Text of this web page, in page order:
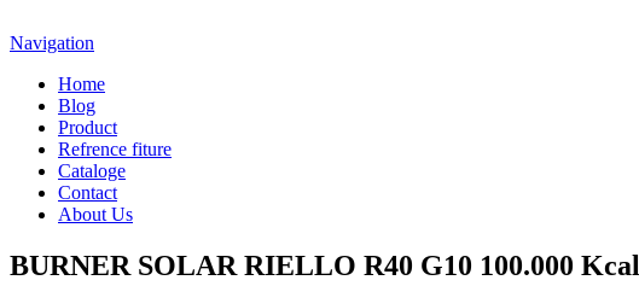
Navigation
Home
Blog
Product
Refrence fiture
Cataloge
Contact
About Us
BURNER SOLAR RIELLO R40 G10 100.000 Kcal